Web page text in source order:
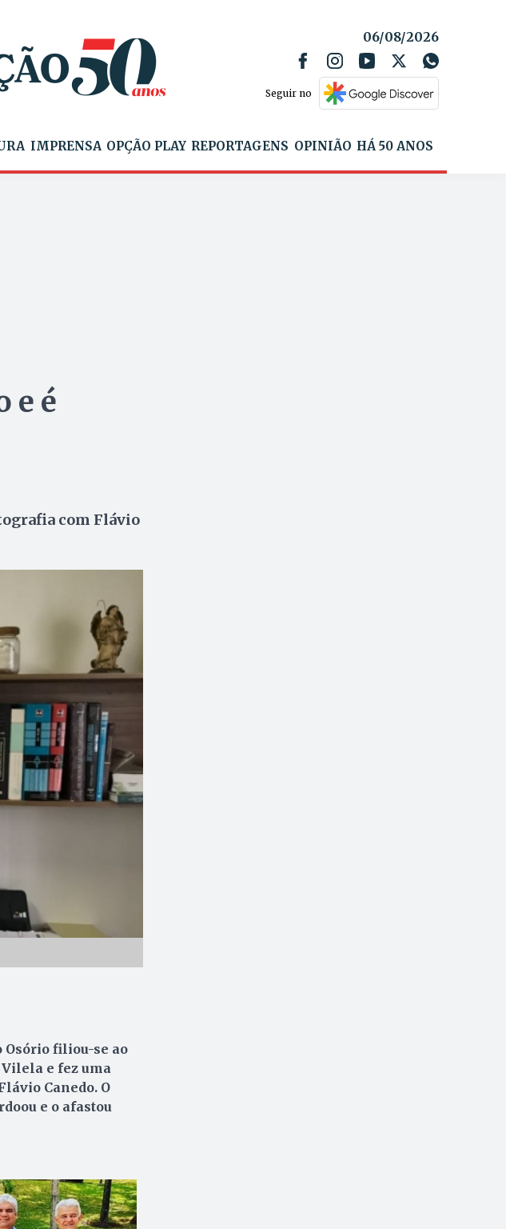
06/08/2026
Seguir no
IMPRENSA OPÇÃO PLAY REPORTAGENS OPINIÃO HÁ 50 ANOS
e é
com Flávio
Osório filiou-se ao
e fez uma
Canedo. O
e o afastou